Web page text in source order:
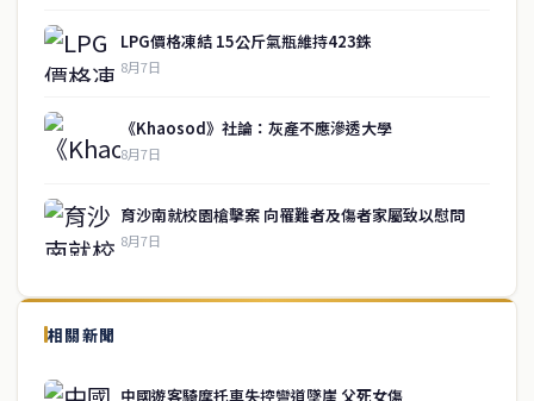
LPG價格凍結 15公斤氣瓶維持423銖
8月7日
《Khaosod》社論：灰產不應滲透大學
8月7日
育沙南就校園槍擊案 向罹難者及傷者家屬致以慰問
8月7日
相關新聞
中國遊客騎摩托車失控彎道墜崖 父死女傷
service@thaichinesenews.com ↑ 回到頂端